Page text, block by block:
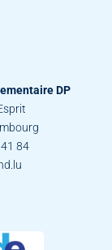
DP
84